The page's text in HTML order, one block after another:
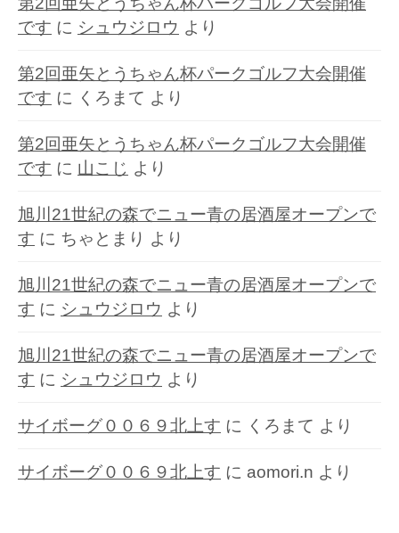
です に シュウジロウ より
第2回亜矢とうちゃん杯パークゴルフ大会開催
です に くろまて より
第2回亜矢とうちゃん杯パークゴルフ大会開催
です に 山こじ より
旭川21世紀の森でニュー青の居酒屋オープンで
す に ちゃとまり より
旭川21世紀の森でニュー青の居酒屋オープンで
す に シュウジロウ より
旭川21世紀の森でニュー青の居酒屋オープンで
す に シュウジロウ より
サイボーグ００６９北上す に くろまて より
サイボーグ００６９北上す に aomori.n より